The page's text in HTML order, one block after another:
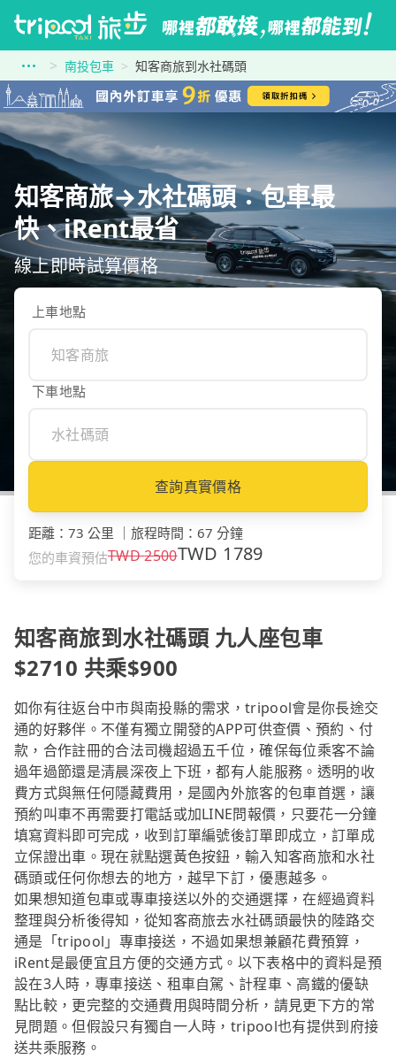
南投包車 知客商旅到水社碼頭
知客商旅→水社碼頭：包車最
快、iRent最省
線上即時試算價格
上車地點
下車地點
查詢真實價格
距離 ： 73 公里 旅程時間 ： 67 分鐘
您的車資預估TWD2500TWD 1789
知客商旅到水社碼頭 九人座包車
$2710 共乘$900
如你有往返台中市與南投縣的需求，tripool會是你長途交
通的好夥伴。不僅有獨立開發的APP可供查價、預約、付
款，合作註冊的合法司機超過五千位，確保每位乘客不論
過年過節還是清晨深夜上下班，都有人能服務。透明的收
費方式與無任何隱藏費用，是國內外旅客的包車首選，讓
預約叫車不再需要打電話或加LINE問報價，只要花一分鐘
填寫資料即可完成，收到訂單編號後訂單即成立，訂單成
立保證出車。現在就點選黃色按鈕，輸入知客商旅和水社
碼頭或任何你想去的地方，越早下訂，優惠越多。
如果想知道包車或專車接送以外的交通選擇，在經過資料
整理與分析後得知，從知客商旅去水社碼頭最快的陸路交
通是「tripool」專車接送，不過如果想兼顧花費預算，
iRent是最便宜且方便的交通方式。以下表格中的資料是預
設在3人時，專車接送、租車自駕、計程車、高鐵的優缺
點比較，更完整的交通費用與時間分析，請見更下方的常
見問題。但假設只有獨自一人時，tripool也有提供到府接
送共乘服務。